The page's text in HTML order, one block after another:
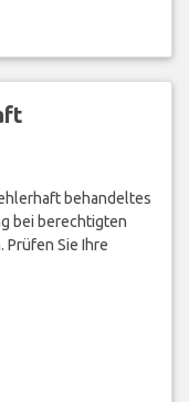
behandeltes
bei berechtigten
Sie Ihre